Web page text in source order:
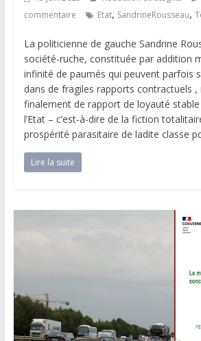
commentaire
Etat, SandrineRousseau,
La politicienne de gauche Sandrine
société-ruche, constituée par addition
infinité de paumés qui peuvent parfois
dans de fragiles rapports contractuels ,
finalement de rapport de loyauté
l’Etat – c’est-à-dire de la fiction
prospérité parasitaire de ladite classe
Lire la suite